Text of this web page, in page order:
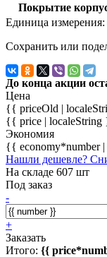
Покрытие
Единица измерения:
Сохранить или
До конца акции
Цена
{{ priceOld |
{{ price |
Экономия
{{ economy*number
Нашли дешевле?
На складе 607 шт
Под заказ
-
+
Заказать
Итого: {{